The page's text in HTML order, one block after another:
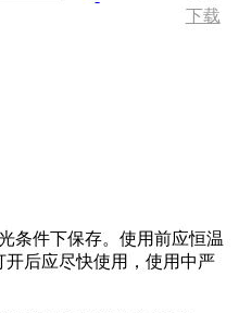
下载
条件下保存。使用前应恒温
后应尽快使用，使用中严